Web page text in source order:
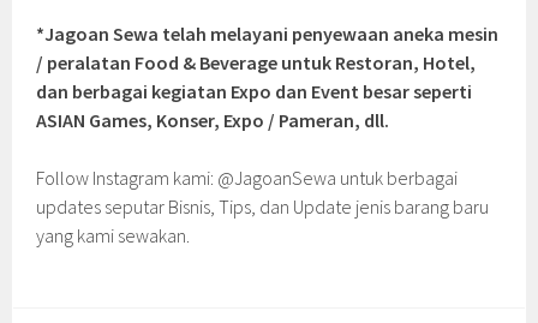
*Jagoan Sewa telah melayani penyewaan aneka mesin
/ peralatan Food & Beverage untuk Restoran, Hotel,
dan berbagai kegiatan Expo dan Event besar seperti
ASIAN Games, Konser, Expo / Pameran, dll.
Follow Instagram kami: @JagoanSewa untuk berbagai
updates seputar Bisnis, Tips, dan Update jenis barang baru
yang kami sewakan.